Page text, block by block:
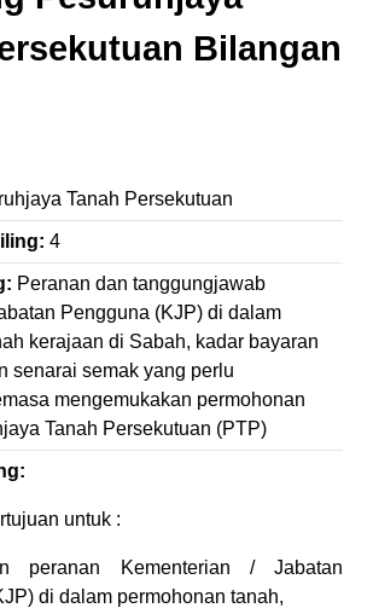
Bilangan
Tanah Persekutuan
4
Peranan dan tanggungjawab
Pengguna (KJP) di dalam
kerajaan di Sabah, kadar bayaran
senarai semak yang perlu
mengemukakan permohonan
Tanah Persekutuan (PTP)
untuk :
peranan Kementerian / Jabatan
di dalam permohonan tanah,